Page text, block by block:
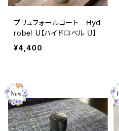
プリュフォールコート Hyd
robel U【ハイドロベル U】
¥4,400